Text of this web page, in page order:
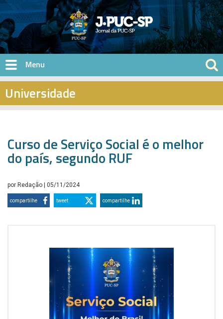
Pular para o conteúdo principal
Universidade
Curso de Serviço Social é o melhor
do país, segundo RUF
por Redação | 05/11/2024
compartilhe tweet compartilhe